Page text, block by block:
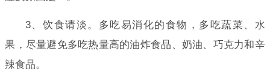
3、饮食请淡。多吃易消化的食物，多吃蔬菜、水
果，尽量避免多吃热量高的油炸食品、奶油、巧克力和辛
辣食品。